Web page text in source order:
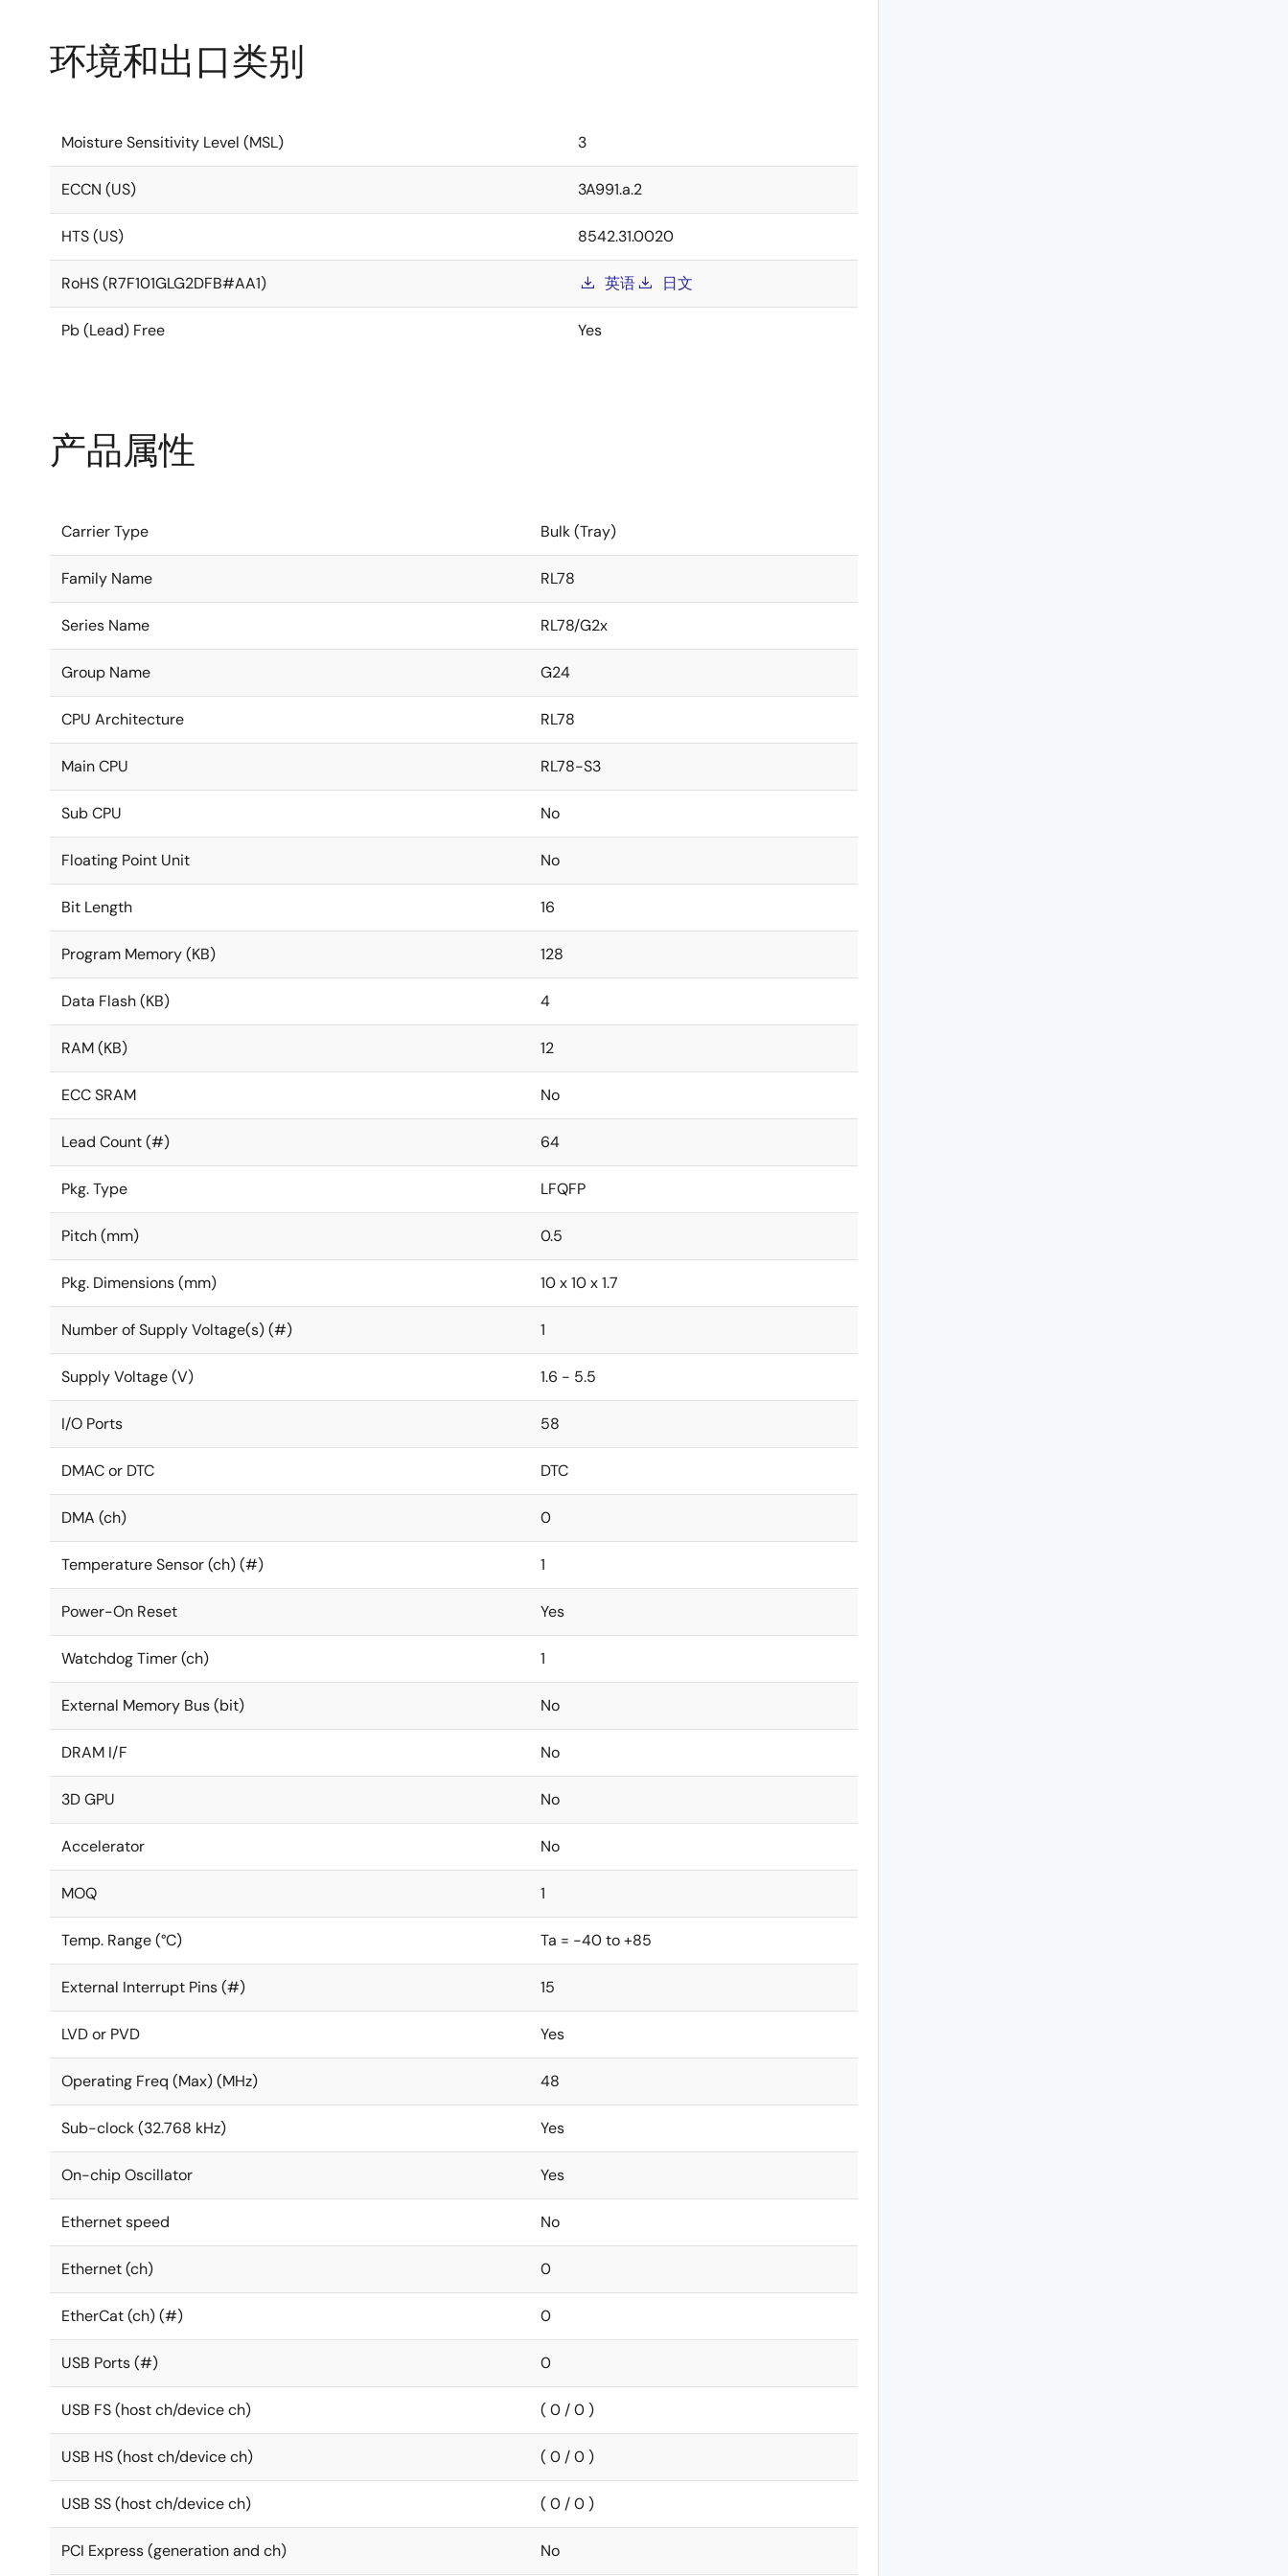
环境和出口类别
Moisture Sensitivity Level (MSL) 3
ECCN (US) 3A991.a.2
HTS (US) 8542.31.0020
RoHS (R7F101GLG2DFB#AA1) 英语 日文
Pb (Lead) Free Yes
产品属性
Carrier Type Bulk (Tray)
Family Name RL78
Series Name RL78/G2x
Group Name G24
CPU Architecture RL78
Main CPU RL78-S3
Sub CPU No
Floating Point Unit No
Bit Length 16
Program Memory (KB) 128
Data Flash (KB) 4
RAM (KB) 12
ECC SRAM No
Lead Count (#) 64
Pkg. Type LFQFP
Pitch (mm) 0.5
Pkg. Dimensions (mm) 10 x 10 x 1.7
Number of Supply Voltage(s) (#) 1
Supply Voltage (V) 1.6 - 5.5
I/O Ports 58
DMAC or DTC DTC
DMA (ch) 0
Temperature Sensor (ch) (#) 1
Power-On Reset Yes
Watchdog Timer (ch) 1
External Memory Bus (bit) No
DRAM I/F No
3D GPU No
Accelerator No
MOQ 1
Temp. Range (°C) Ta = -40 to +85
External Interrupt Pins (#) 15
LVD or PVD Yes
Operating Freq (Max) (MHz) 48
Sub-clock (32.768 kHz) Yes
On-chip Oscillator Yes
Ethernet speed No
Ethernet (ch) 0
EtherCat (ch) (#) 0
USB Ports (#) 0
USB FS (host ch/device ch) ( 0 / 0 )
USB HS (host ch/device ch) ( 0 / 0 )
USB SS (host ch/device ch) ( 0 / 0 )
PCI Express (generation and ch) No